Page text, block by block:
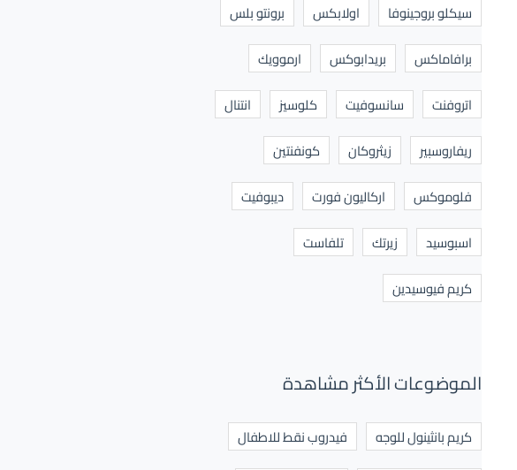
سيكلو بروجينوفا
اولابكس
برونتو بلس
برافاماكس
بريدابوكس
ارموويك
اتروفنت
سانسوفيت كلوسيز
انتنال
ريفاروسبير
زيثروكان
كونفنتين
فلوموكس
اركاليون فورت
ديبوفيت
اسبوسيد
زيرتك
تلفاست
كريم فيوسيدين
الموضوعات الأكثر مشاهدة
كريم بانثينول للوجه
فيدروب نقط للاطفال